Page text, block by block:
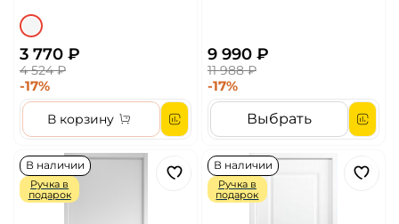
3 770 ₽
4 524 ₽
-17%
В корзину
9 990 ₽
11 988 ₽
-17%
Выбрать
В наличии
Ручка в
подарок
В наличии
Ручка в
подарок